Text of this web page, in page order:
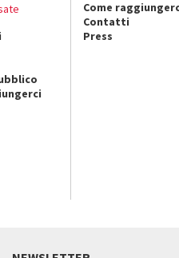
Come
Contatti
Press